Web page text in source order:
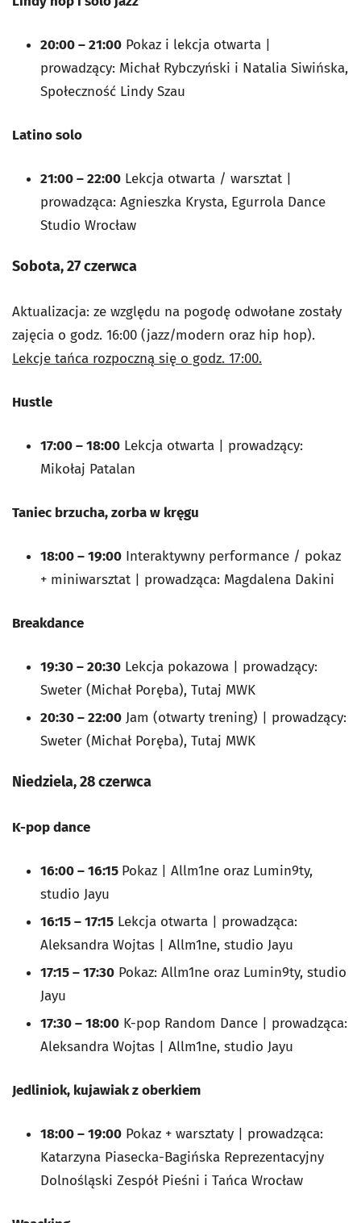
20:00 – 21:00 Pokaz i lekcja otwarta |
prowadzący: Michał Rybczyński i Natalia Siwińska,
Społeczność Lindy Szau
Latino solo
21:00 – 22:00 Lekcja otwarta / warsztat |
prowadząca: Agnieszka Krysta, Egurrola Dance
Studio Wrocław
Sobota, 27 czerwca
Aktualizacja: ze względu na pogodę odwołane zostały
zajęcia o godz. 16:00 (jazz/modern oraz hip hop).
Lekcje tańca rozpoczną się o godz. 17:00.
Hustle
17:00 – 18:00 Lekcja otwarta | prowadzący:
Mikołaj Patalan
Taniec brzucha, zorba w kręgu
18:00 – 19:00 Interaktywny performance / pokaz
+ miniwarsztat | prowadząca: Magdalena Dakini
Breakdance
19:30 – 20:30 Lekcja pokazowa | prowadzący:
Sweter (Michał Poręba), Tutaj MWK
20:30 – 22:00 Jam (otwarty trening) | prowadzący:
Sweter (Michał Poręba), Tutaj MWK
Niedziela, 28 czerwca
K-pop dance
16:00 – 16:15 Pokaz | Allm1ne oraz Lumin9ty,
studio Jayu
16:15 – 17:15 Lekcja otwarta | prowadząca:
Aleksandra Wojtas | Allm1ne, studio Jayu
17:15 – 17:30 Pokaz: Allm1ne oraz Lumin9ty, studio
Jayu
17:30 – 18:00 K-pop Random Dance | prowadząca:
Aleksandra Wojtas | Allm1ne, studio Jayu
Jedliniok, kujawiak z oberkiem
18:00 – 19:00 Pokaz + warsztaty | prowadząca:
Katarzyna Piasecka-Bagińska Reprezentacyjny
Dolnośląski Zespół Pieśni i Tańca Wrocław